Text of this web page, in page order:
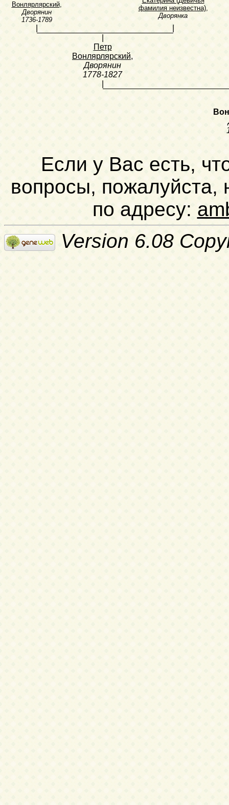
Вонлярлярский,
Дворянин
1736-1789
фамилия неизвестна),
Дворянка
Петр
Вонлярлярский,
Дворянин
1778-1827
Если у Вас есть,
вопросы, пожалуйста,
по адресу:
Version 6.08